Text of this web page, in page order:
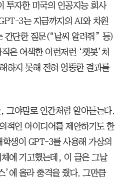
투자한 미국의 인공지능 회사
3는 지금까지의 AI와 차원
간단한 질문(“날씨 알려줘” 등)
은 어색한 이런저런 ‘챗봇’처
하지 못해 전혀 엉뚱한 결과를
그야말로 인간처럼 알아듣는다.
적인 아이디어를 제안하기도 한
생이 GPT-3를 사용해 가상의
에 기고했는데, 이 글은 그날
’에 올라 충격을 줬다. 그만큼